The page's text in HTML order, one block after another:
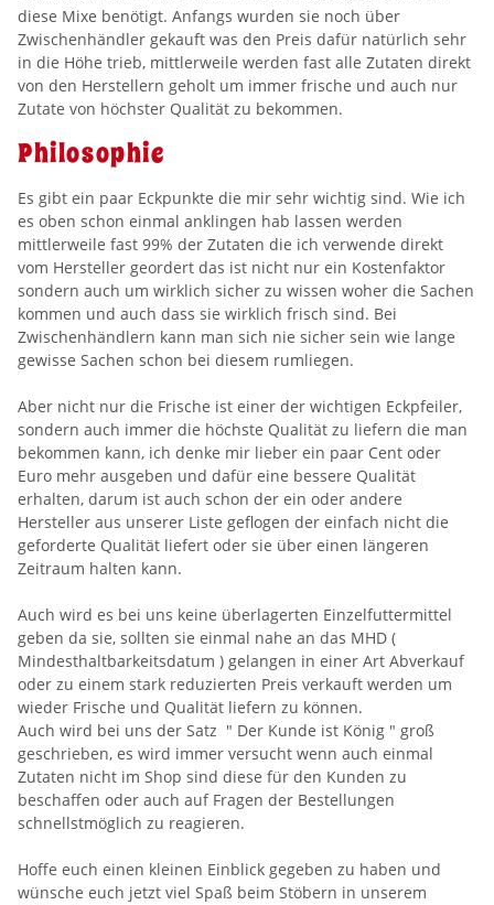
diese Mixe benötigt. Anfangs wurden sie noch über
Zwischenhändler gekauft was den Preis dafür natürlich sehr
in die Höhe trieb, mittlerweile werden fast alle Zutaten direkt
von den Herstellern geholt um immer frische und auch nur
Zutate von höchster Qualität zu bekommen.
Philosophie
Es gibt ein paar Eckpunkte die mir sehr wichtig sind. Wie ich
es oben schon einmal anklingen hab lassen werden
mittlerweile fast 99% der Zutaten die ich verwende direkt
vom Hersteller geordert das ist nicht nur ein Kostenfaktor
sondern auch um wirklich sicher zu wissen woher die Sachen
kommen und auch dass sie wirklich frisch sind. Bei
Zwischenhändlern kann man sich nie sicher sein wie lange
gewisse Sachen schon bei diesem rumliegen.
Aber nicht nur die Frische ist einer der wichtigen Eckpfeiler,
sondern auch immer die höchste Qualität zu liefern die man
bekommen kann, ich denke mir lieber ein paar Cent oder
Euro mehr ausgeben und dafür eine bessere Qualität
erhalten, darum ist auch schon der ein oder andere
Hersteller aus unserer Liste geflogen der einfach nicht die
geforderte Qualität liefert oder sie über einen längeren
Zeitraum halten kann.
Auch wird es bei uns keine überlagerten Einzelfuttermittel
geben da sie, sollten sie einmal nahe an das MHD (
Mindesthaltbarkeitsdatum ) gelangen in einer Art Abverkauf
oder zu einem stark reduzierten Preis verkauft werden um
wieder Frische und Qualität liefern zu können.
Auch wird bei uns der Satz " Der Kunde ist König " groß
geschrieben, es wird immer versucht wenn auch einmal
Zutaten nicht im Shop sind diese für den Kunden zu
beschaffen oder auch auf Fragen der Bestellungen
schnellstmöglich zu reagieren.
Hoffe euch einen kleinen Einblick gegeben zu haben und
wünsche euch jetzt viel Spaß beim Stöbern in unserem